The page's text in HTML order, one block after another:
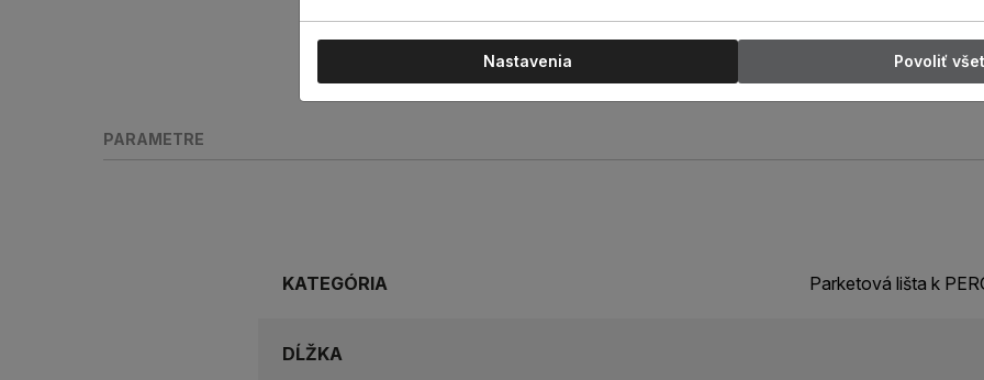
PARAMETRE
KATEGÓRIA Parketová lišta k
DĹŽKA
Nastavenia Povoliť